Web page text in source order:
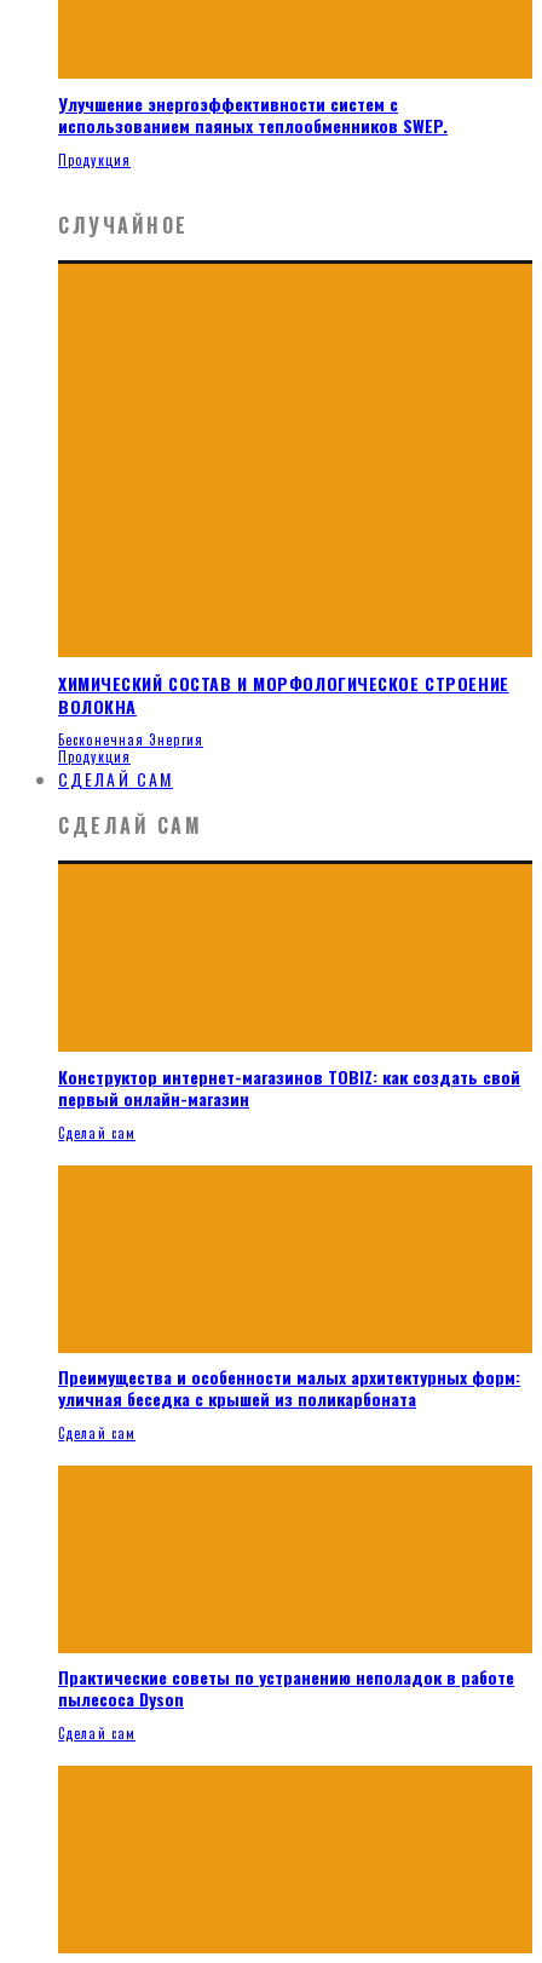
Улучшение энергоэффективности систем с
использованием паяных теплообменников SWEP.
Продукция
СЛУЧАЙНОЕ
ХИМИЧЕСКИЙ СОСТАВ И МОРФОЛОГИЧЕСКОЕ СТРОЕНИЕ
ВОЛОКНА
Бесконечная Энергия
Продукция
СДЕЛАЙ САМ
СДЕЛАЙ САМ
Конструктор интернет-магазинов TOBIZ: как создать свой
первый онлайн-магазин
Сделай сам
Преимущества и особенности малых архитектурных форм:
уличная беседка с крышей из поликарбоната
Сделай сам
Практические советы по устранению неполадок в работе
пылесоса Dyson
Сделай сам